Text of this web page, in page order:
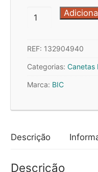
Quantidade
Quadros
Brancos
1,4mm
3un
REF: 132904940
Categorias:Canetas
Marca: BIC
Descrição
Descrição